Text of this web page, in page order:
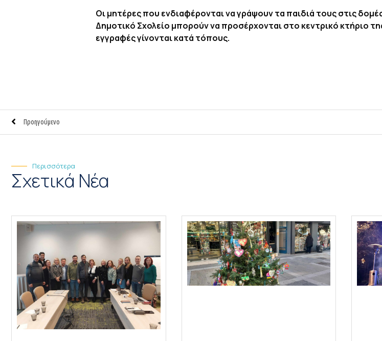
Οι μητέρες που ενδιαφέρονται να γράψουν τα παιδιά τους στις
Δημοτικό Σχολείο μπορούν να προσέρχονται στο κεντρικό κτήριο
εγγραφές γίνονται κατά τόπους.
Προηγούμενο
Περισσότερα
Σχετικά Νέα